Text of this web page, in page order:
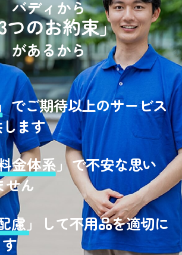
バディから
つのお約束」
があるから
でご期待以上のサービス
ます
金体系」で不安な思い
せん
慮」
して不用品を適切に